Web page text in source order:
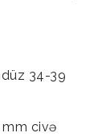
34-39
mm civə